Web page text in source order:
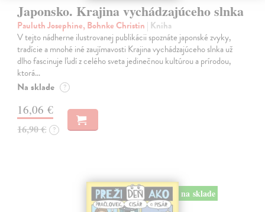
Japonsko. Krajina vychádzajúceho slnka
Pauluth Josephine, Bohnke Christin | Kniha
V tejto nádherne ilustrovanej publikácii spoznáte japonské zvyky,
tradície a mnohé iné zaujímavosti Krajina vychádzajúceho slnka už
dlho fascinuje ľudí z celého sveta jedinečnou kultúrou a prírodou,
ktorá…
Na sklade ?
16,06 €
16,90 € ?
na sklade